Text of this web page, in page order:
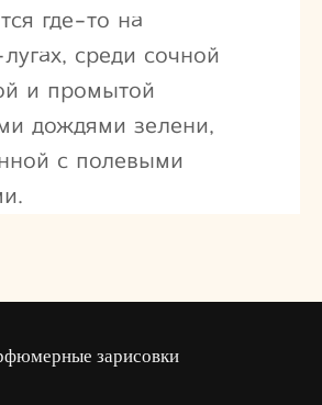
где-то на
среди сочной
и промытой
дождями зелени,
с полевыми
зарисовки